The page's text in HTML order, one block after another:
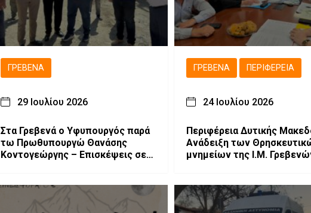
ΓΡΕΒΕΝΆ
29 Ιουλίου 2026
Στα Γρεβενά ο Υφυπουργός παρά
τω Πρωθυπουργώ Θανάσης
Κοντογεώργης – Επισκέψεις σε
ΓΡΕΒΕΝΆ ΠΕΡΙΦΈΡΕΙΑ
24 Ιουλίου 2026
Περιφέρεια Δυτικής
Ανάδειξη των